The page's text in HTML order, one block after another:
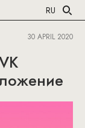
RU
30 APRIL 2020